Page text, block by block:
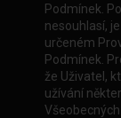
Podmínek.
nesouhlasí,
určeném
Podmínek.
že Uživatel,
užívání